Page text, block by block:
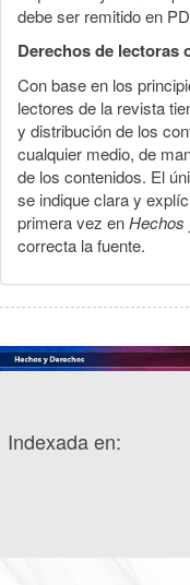
debe ser remitido en
Derechos de lectoras
Con base en los
lectores de la revista
y distribución de los
cualquier medio, de
de los contenidos. El
se indique clara y
primera vez enHechos
correcta la fuente.
Indexada en: